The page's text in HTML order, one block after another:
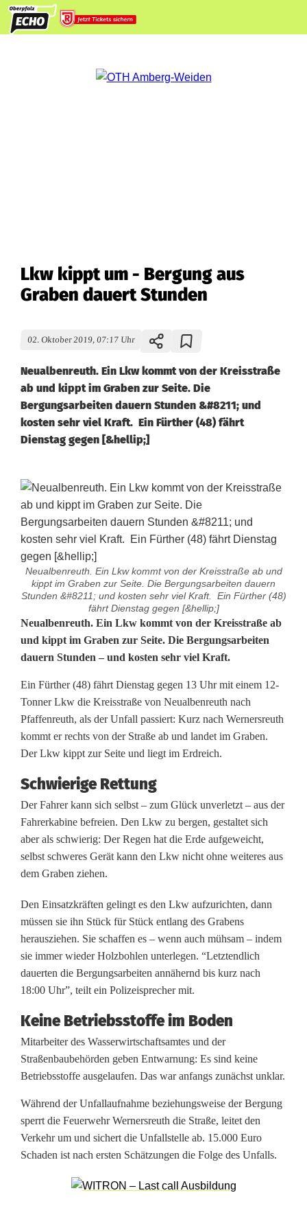
Lkw kippt um - Bergung aus
Graben dauert Stunden
02. Oktober 2019, 07:17 Uhr
Neualbenreuth. Ein Lkw kommt von der Kreisstraße
ab und kippt im Graben zur Seite. Die
Bergungsarbeiten dauern Stunden &#8211; und
kosten sehr viel Kraft. Ein Fürther (48) fährt
Dienstag gegen [&hellip;]
Neualbenreuth. Ein Lkw kommt von der Kreisstraße ab und
kippt im Graben zur Seite. Die Bergungsarbeiten dauern
Stunden &#8211; und kosten sehr viel Kraft. Ein Fürther (48)
fährt Dienstag gegen [&hellip;]
L
k
w
k
i
p
p
t
u
m
B
e
r
g
u
n
g
a
u
s
Neualbenreuth. Ein Lkw kommt von der Kreisstraße ab
und kippt im Graben zur Seite. Die Bergungsarbeiten
dauern Stunden – und kosten sehr viel Kraft.
Ein Fürther (48) fährt Dienstag gegen 13 Uhr mit einem 12-
Tonner Lkw die Kreisstraße von Neualbenreuth nach
Pfaffenreuth, als der Unfall passiert: Kurz nach Wernersreuth
kommt er rechts von der Straße ab und landet im Graben.
Der Lkw kippt zur Seite und liegt im Erdreich.
Schwierige Rettung
Der Fahrer kann sich selbst – zum Glück unverletzt – aus der
Fahrerkabine befreien. Den Lkw zu bergen, gestaltet sich
aber als schwierig: Der Regen hat die Erde aufgeweicht,
selbst schweres Gerät kann den Lkw nicht ohne weiteres aus
dem Graben ziehen.
Den Einsatzkräften gelingt es den Lkw aufzurichten, dann
müssen sie ihn Stück für Stück entlang des Grabens
herausziehen. Sie schaffen es – wenn auch mühsam – indem
sie immer wieder Holzbohlen unterlegen. “Letztendlich
dauerten die Bergungsarbeiten annähernd bis kurz nach
18:00 Uhr”, teilt ein Polizeisprecher mit.
Keine Betriebsstoffe im Boden
Mitarbeiter des Wasserwirtschaftsamtes und der
Straßenbaubehörden geben Entwarnung: Es sind keine
Betriebsstoffe ausgelaufen. Das war anfangs zunächst unklar.
Während der Unfallaufnahme beziehungsweise der Bergung
sperrt die Feuerwehr Wernersreuth die Straße, leitet den
Verkehr um und sichert die Unfallstelle ab. 15.000 Euro
Schaden ist nach ersten Schätzungen die Folge des Unfalls.